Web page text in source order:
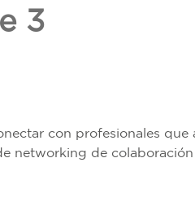
3
con profesionales que
networking de colaboración